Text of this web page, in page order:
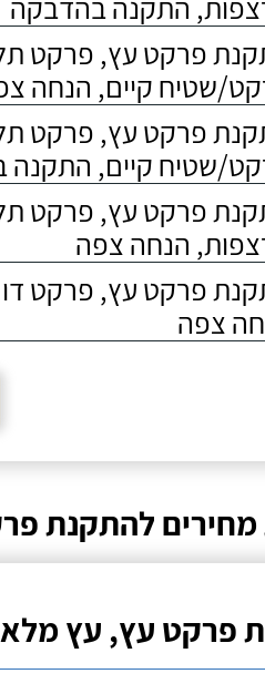
התקנה בהדבקה
פרקט עץ, פרקט
שטיח קיים, הנחה
פרקט עץ, פרקט
שטיח קיים,
פרקט עץ, פרקט
הנחה צפה
פרקט עץ, פרקט דו
צפה
מחירים להתקנת
פרקט עץ, עץ מלא